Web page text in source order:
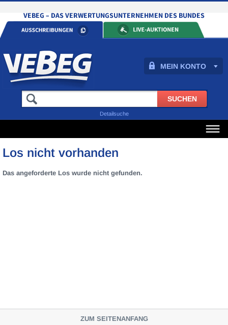
MEIN KONTO
Detailsuche
Los nicht vorhanden
Das angeforderte Los wurde nicht gefunden.
ZUM SEITENANFANG